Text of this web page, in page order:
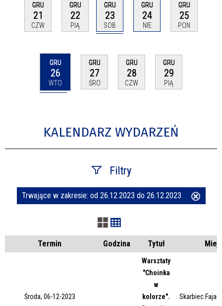
GRU
21
CZW
GRU
22
PIĄ
GRU
23
SOB
GRU
24
NIE
GRU
25
PON
GRU
26
WTO
GRU
27
ŚRO
GRU
28
CZW
GRU
29
PIĄ
KALENDARZ WYDARZEŃ
Filtry
Szukana fraza
Kategoria
Trwające w zakresie: od 26.12.2023 do 26.12.2023
Termin Godzina Tytuł
Środa, 06-12-2023
Warsztaty
"Choinka
w
kolorze".
Skarbiec